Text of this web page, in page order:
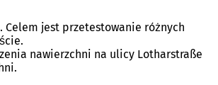
Celem jest przetestowanie różnych
nawierzchni na ulicy Lotharstraße